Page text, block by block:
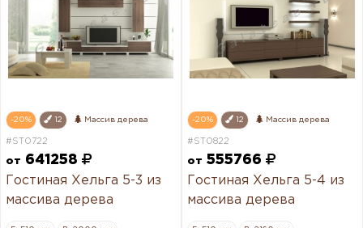
-20% 12 Массив дерева
#ST0722
от
641258
Гостиная Хельга 5-3 из
массива дерева
-20% 12 Массив дерева
#ST0822
от 555766
Гостиная Хельга 5-4 из
массива дерева